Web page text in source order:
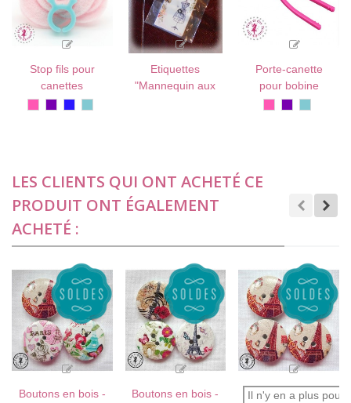
Stop fils pour
canettes
Etiquettes
"Mannequin aux
Porte-canette
pour bobine
LES CLIENTS QUI ONT ACHETÉ CE
PRODUIT ONT ÉGALEMENT
ACHETÉ :
Boutons en bois -
Boutons en bois -
Il n'y en a plus pour